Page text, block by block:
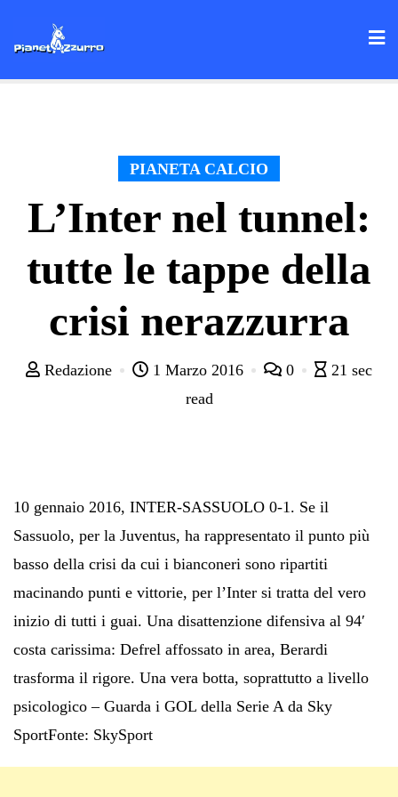
PIANETA CALCIO
L’Inter nel tunnel:
tutte le tappe della
crisi nerazzurra
Redazione 1 Marzo 2016 0
21 sec
read
10 gennaio 2016, INTER-SASSUOLO 0-1. Se il
Sassuolo, per la Juventus, ha rappresentato il punto più
basso della crisi da cui i bianconeri sono ripartiti
macinando punti e vittorie, per l’Inter si tratta del vero
inizio di tutti i guai. Una disattenzione difensiva al 94′
costa carissima: Defrel affossato in area, Berardi
trasforma il rigore. Una vera botta, soprattutto a livello
psicologico – Guarda i GOL della Serie A da Sky
SportFonte: SkySport